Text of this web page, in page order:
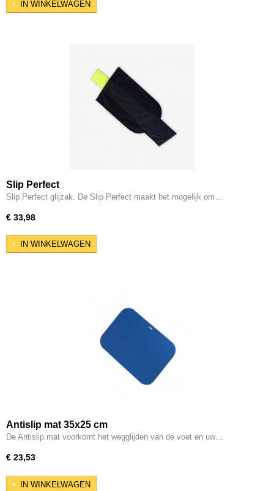
IN WINKELWAGEN
Slip Perfect
Slip Perfect glijzak. De Slip Perfect maakt het mogelijk om…
€ 33,98
IN WINKELWAGEN
Antislip mat 35x25 cm
De Antislip mat voorkomt het wegglijden van de voet en uw…
€ 23,53
IN WINKELWAGEN